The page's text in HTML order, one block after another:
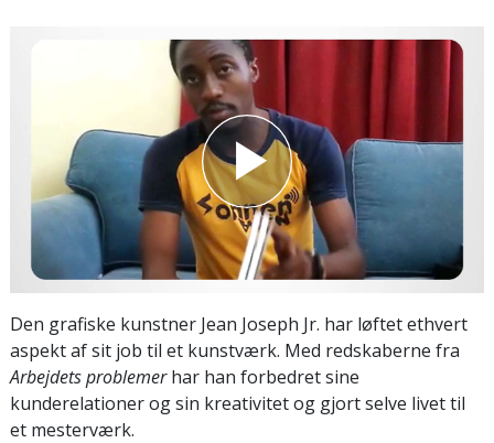
Den grafiske kunstner Jean Joseph Jr. har løftet ethvert
aspekt af sit job til et kunstværk. Med redskaberne fra
Arbejdets problemerhar han forbedret sine
kunderelationer og sin kreativitet og gjort selve livet til
et mesterværk.